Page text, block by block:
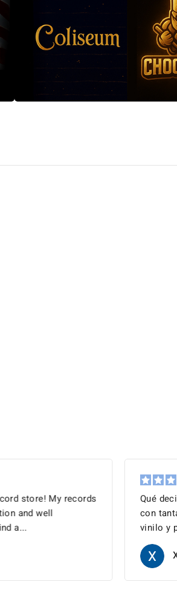
Qué decir de una persona que
con tanta entrega y pasión a
vinilo y ponerlo en el sitio que...
Xavier Espuny